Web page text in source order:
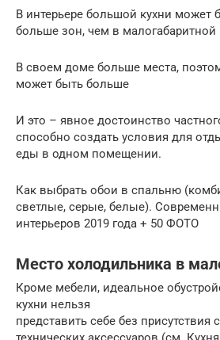
В интерьере большой кухни может
больше зон, чем в малогабаритной
В своем доме больше места,
может быть больше
И это – явное достоинство
способно создать условия для
еды в одном помещении.
Как выбрать обои в спальню
светлые, серые, белые).
интерьеров 2019 года + 50 ФОТО
Место холодильника в
Кроме мебели, идеальное
кухни нельзя
представить себе без присутствия